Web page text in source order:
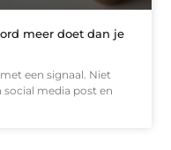
meer doet dan je
een signaal. Niet
media post en